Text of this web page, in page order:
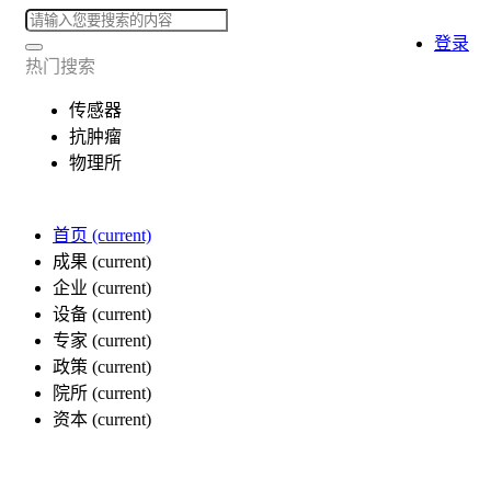
热门搜索
传感器
抗肿瘤
物理所
首页 (current)
成果 (current)
企业 (current)
设备 (current)
专家 (current)
政策 (current)
院所 (current)
资本 (current)
登录